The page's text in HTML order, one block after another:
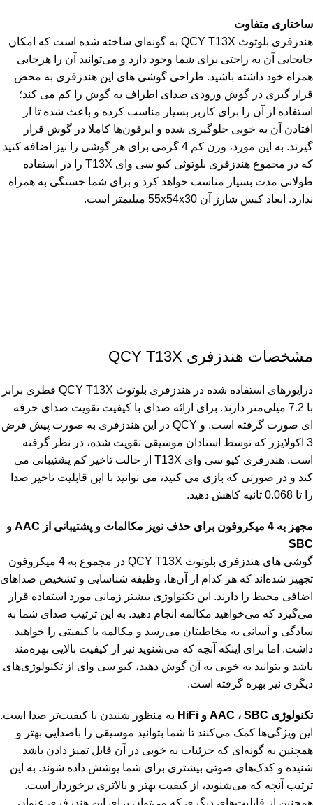
ساختاری متفاوت
هندزفری بلوتوث QCY T13X به گونه‌ای ساخته شده است که امکان
جابجایی آن به راحتی برای شما وجود دارد و می‌توانید آن را هرجایی
همراه خود داشته باشید. طراحی گوشی های این هندزفری به محض
قرار گیری در گوش ورودی صدای اطراف به گوش را کم می کند؛
استفاده از آن را برای کاربر بسیار مناسب کرده و باعث شده تا از
افتادن آن به خوبی جلوگیری شده و ایرفون‌ها کاملا در گوش قرار
گیرند. به این مورد، وزن کم 4 گرمی برای هر گوشی را نیز اضافه کنید
که در مجموع هندزفری بلوتوثی کیو سی وای T13X را در استفاده
طولانی مدت بسیار مناسب خواهد کرد و برای شما خستگی به همراه
ندارد. ابعاد کیس شارژ آن 55x54x30 میلیمتر است.
مشخصات هندزفری QCY T13X
درایورهای استفاده شده در هندزفری بلوتوث QCY T13X قطری برابر
با 7.2 میلی‌متر دارند. برای ارائه صدای با کیفیت تقویت صدای حرفه
ای صورت گرفته است. و QCY در این هندزفری به صورت پیش فرض
3 اکولایزر که توسط استادان موسیقی تقویت شده، در نظر گرفته
است. هندزفری کیو سی وای T13X از حالت تاخیر کم پشتیبانی می
کند و در صورتی که بازی می کنید، می توانید با این قابلیت تاخیر صدا
را تا 0.068 ثانیه کاهش دهید.
مجهز به 4 میکروفون برای حذف نویز مکالمات و پشتیبانی از AAC و
SBC
گوشی های هندزفری بلوتوث QCY T13X در مجموع به 4 میکروفون
تجهیز شده‌اند که هر کدام از آن‌ها، وظیفه شناسایی و تشخیص صداهای
اضافی محیط را دارند. این تکنواوژی بیشتر زمانی مورد استفاده قرار
می‌گیرد که می‌خواهید مکالمه انجام دهید. به این ترتیب صدای شما به
سادگی و آسانی به مخاطبتان می‌رسد و مکالمه با کیفیتی را خواهید
داشت. اما برای اینکه آنچه که می‌شنوید نیز از کیفیت بالایی بهره‌مند
باشد و بتوانید به خوبی به آن گوش دهید، کیو سی وای از تکنولوژی‌های
دیگری نیز بهره گرفته است.
تکنولوژی AAC ، SBC و HiFi
به منظور شنیدن با کیفیت‌تر صدا است.
این ویژگی‌ها کمک می‌کنند تا شما بتوانید موسیقی را باصدایی بهتر و
همچنین به گونه‌ای که جزئیات به خوبی در آن قابل تمیز دادن باشد
شنیده و کدک‌های صوتی بیشتری برای شما پوشش داده شوند. به این
ترتیب آنچه که می‌شنوید، از کیفیت بهتر و بالاتری برخوردار است.